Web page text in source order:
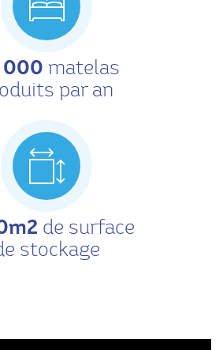
000 matelas
par an
de surface
stockage